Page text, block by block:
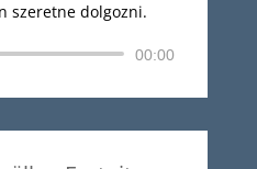
szeretne dolgozni.
Audió
00:00